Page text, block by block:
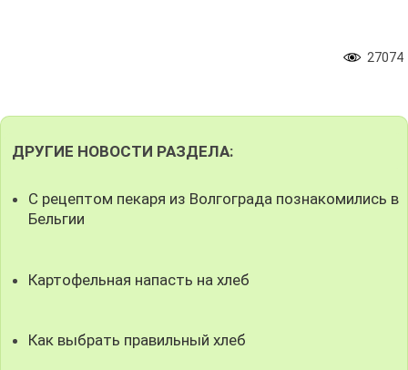
27074
ДРУГИЕ НОВОСТИ РАЗДЕЛА:
С рецептом пекаря из Волгограда познакомились в
Бельгии
Картофельная напасть на хлеб
Как выбрать правильный хлеб